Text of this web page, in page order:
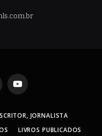
YouTube
JORNALISTA
LIVROS PUBLICADOS